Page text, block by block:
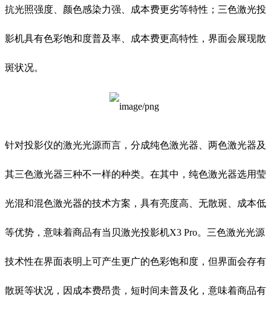
抗光照强度、颜色感染力强、成本费更劣等特性；三色激光投
影机具有色彩饱和度普及率、成本费更高特性，界面会展现散
斑状况。
针对投影仪的激光光源而言，分成纯色激光器、两色激光器及
其三色激光器三种不一样的种类。在其中，纯色激光器选用莹
光混和混色激光器的技术方案，具有亮度高、无散斑、成本低
等优势，意味着商品有当贝激光投影机X3 Pro。三色激光光源
技术性在界面表明上可产生更广的色彩饱和度，但界面会存有
散斑等状况，因成本费昂贵，短时间未普及化，意味着商品有